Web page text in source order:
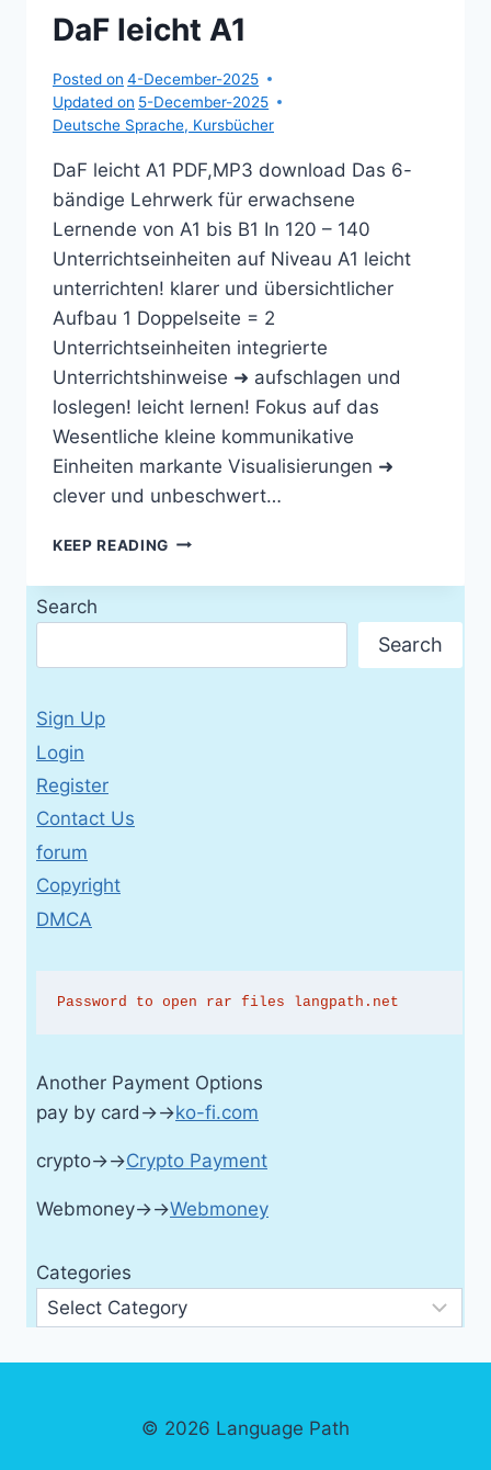
DaF leicht A1
Posted on 4-December-2025
Updated on 5-December-2025
Deutsche Sprache, Kursbücher
DaF leicht A1 PDF,MP3 download Das 6-
bändige Lehrwerk für erwachsene
Lernende von A1 bis B1 In 120 – 140
Unterrichtseinheiten auf Niveau A1 leicht
unterrichten! klarer und übersichtlicher
Aufbau 1 Doppelseite = 2
Unterrichtseinheiten integrierte
Unterrichtshinweise ➜ aufschlagen und
loslegen! leicht lernen! Fokus auf das
Wesentliche kleine kommunikative
Einheiten markante Visualisierungen ➜
clever und unbeschwert…
KEEP READING DAF
A1
Search
Search
Sign Up
Login
Register
Contact Us
forum
Copyright
DMCA
Password to open rar files langpath.net
Another Payment Options
pay by card→→ko-fi.com
crypto→→Crypto Payment
Webmoney→→Webmoney
Categories
© 2026 Language Path